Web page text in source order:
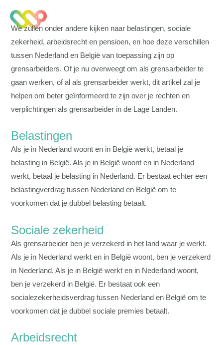
We zullen onder andere kijken naar belastingen, sociale
zekerheid, arbeidsrecht en pensioen, en hoe deze verschillen
tussen Nederland en België van toepassing zijn op
grensarbeiders. Of je nu overweegt om als grensarbeider te
gaan werken, of al als grensarbeider werkt, dit artikel zal je
helpen om beter geïnformeerd te zijn over je rechten en
verplichtingen als grensarbeider in de Lage Landen.
Belastingen
Als je in Nederland woont en in België werkt, betaal je
belasting in België. Als je in België woont en in Nederland
werkt, betaal je belasting in Nederland. Er bestaat echter een
belastingverdrag tussen Nederland en België om te
voorkomen dat je dubbel belasting betaalt.
Sociale zekerheid
Als grensarbeider ben je verzekerd in het land waar je werkt.
Als je in Nederland werkt en in België woont, ben je verzekerd
in Nederland. Als je in België werkt en in Nederland woont,
ben je verzekerd in België. Er bestaat ook een
socialezekerheidsverdrag tussen Nederland en België om te
voorkomen dat je dubbel sociale premies betaalt.
Arbeidsrecht